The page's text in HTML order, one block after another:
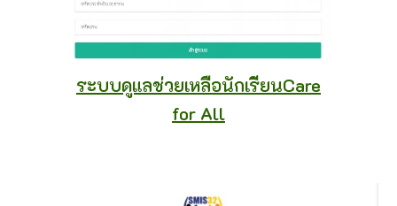
ระบบดูแลช่วยเหลือนักเรียนCare
for All